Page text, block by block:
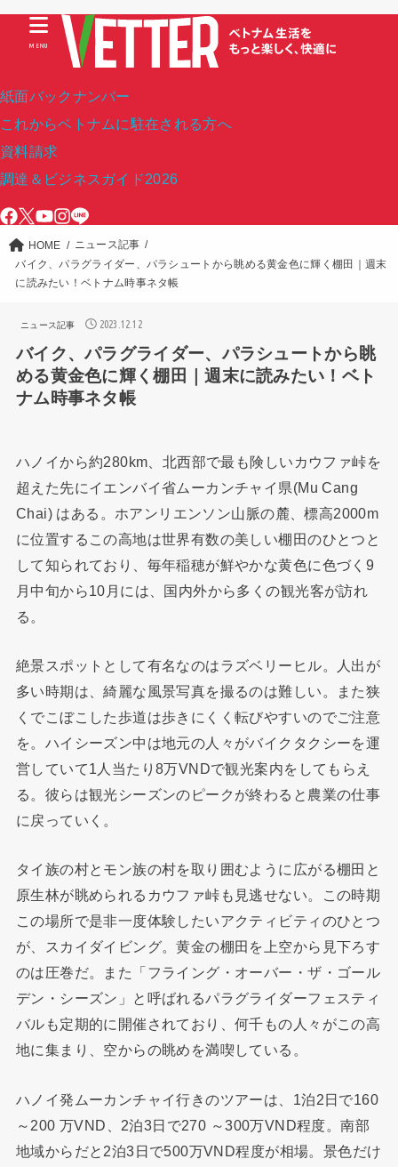
紙面バックナンバー
これからベトナムに駐在される方へ
資料請求
調達＆ビジネスガイド2026
MENU
HOME
ニュース記事
バイク、パラグライダー、パラシュートから眺める黄金色に輝く棚田｜週末
に読みたい！ベトナム時事ネタ帳
ニュース記事 2023.12.12
バイク、パラグライダー、パラシュートから眺
める黄金色に輝く棚田｜週末に読みたい！ベト
ナム時事ネタ帳
ハノイから約280km、北西部で最も険しいカウファ峠を
超えた先にイエンバイ省ムーカンチャイ県(Mu Cang
Chai) はある。ホアンリエンソン山脈の麓、標高2000m
に位置するこの高地は世界有数の美しい棚田のひとつと
して知られており、毎年稲穂が鮮やかな黄色に色づく9
月中旬から10月には、国内外から多くの観光客が訪れ
る。
絶景スポットとして有名なのはラズベリーヒル。人出が
多い時期は、綺麗な風景写真を撮るのは難しい。また狭
くでこぼこした歩道は歩きにくく転びやすいのでご注意
を。ハイシーズン中は地元の人々がバイクタクシーを運
営していて1人当たり8万VNDで観光案内をしてもらえ
る。彼らは観光シーズンのピークが終わると農業の仕事
に戻っていく。
タイ族の村とモン族の村を取り囲むように広がる棚田と
原生林が眺められるカウファ峠も見逃せない。この時期
この場所で是非一度体験したいアクティビティのひとつ
が、スカイダイビング。黄金の棚田を上空から見下ろす
のは圧巻だ。また「フライング・オーバー・ザ・ゴール
デン・シーズン」と呼ばれるパラグライダーフェスティ
バルも定期的に開催されており、何千もの人々がこの高
地に集まり、空からの眺めを満喫している。
ハノイ発ムーカンチャイ行きのツアーは、1泊2日で160
～200 万VND、2泊3日で270 ～300万VND程度。南部
地域からだと2泊3日で500万VND程度が相場。景色だけ